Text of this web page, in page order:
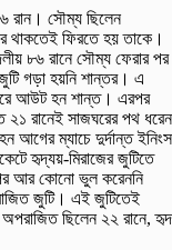
রান। সৌম্য ছিলেন
থাকতেই ফিরতে হয় তাকে।
৮৬ রানে সৌম্য ফেরার পর
গড়া হয়নি শান্তর। এ
আউট হন শান্ত। এরপর
২১ রানেই সাজঘরের পথ ধরেন
আগের ম্যাচে দুর্দান্ত ইনিংস
হৃদ্যয়-মিরাজের জুটিতে
আর কোনো ভুল করেননি
জুটি। এই জুটিতেই
অপরাজিত ছিলেন ২২ রানে,